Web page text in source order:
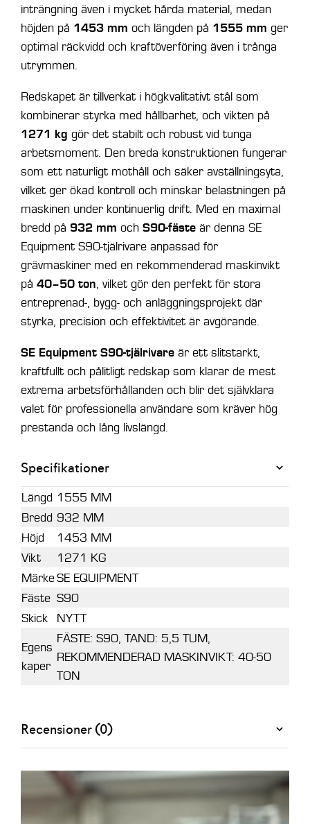
inträngning även i mycket hårda material, medan
höjden på 1453 mm och längden på 1555 mm ger
optimal räckvidd och kraftöverföring även i trånga
utrymmen.
Redskapet är tillverkat i högkvalitativt stål som
kombinerar styrka med hållbarhet, och vikten på
1271 kg gör det stabilt och robust vid tunga
arbetsmoment. Den breda konstruktionen fungerar
som ett naturligt mothåll och säker avställningsyta,
vilket ger ökad kontroll och minskar belastningen på
maskinen under kontinuerlig drift. Med en maximal
bredd på 932 mm och S90-fästeär denna SE
Equipment S90-tjälrivare anpassad för
grävmaskiner med en rekommenderad maskinvikt
på 40–50 ton, vilket gör den perfekt för stora
entreprenad-, bygg- och anläggningsprojekt där
styrka, precision och effektivitet är avgörande.
SE Equipment S90-tjälrivareär ett slitstarkt,
kraftfullt och pålitligt redskap som klarar de mest
extrema arbetsförhållanden och blir det självklara
valet för professionella användare som kräver hög
prestanda och lång livslängd.
Specifikationer
Längd 1555 MM
Bredd 932 MM
Höjd
1453 MM
Vikt
1271 KG
MärkeSE EQUIPMENT
Fäste S90
Skick
NYTT
Egens
kaper
FÄSTE: S90, TAND: 5,5 TUM,
REKOMMENDERAD MASKINVIKT: 40-50
TON
Recensioner (0)